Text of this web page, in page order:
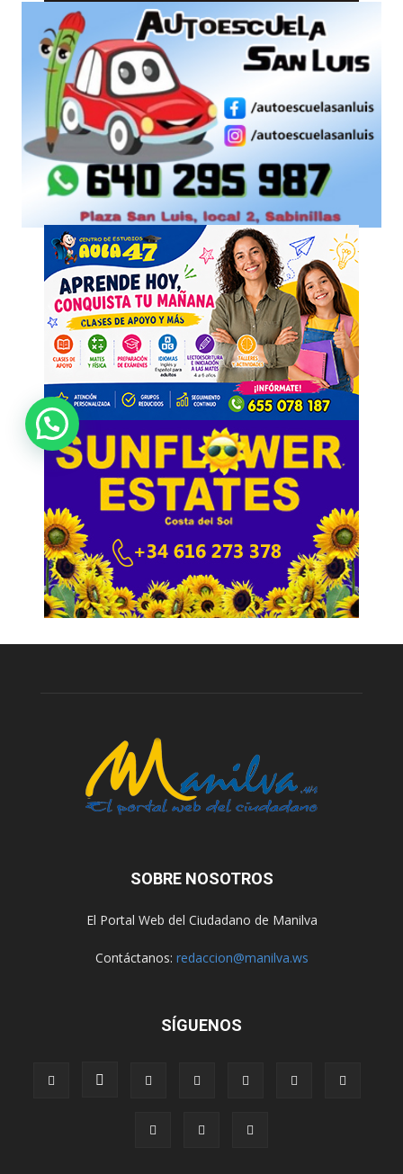
SOBRE NOSOTROS
El Portal Web del Ciudadano de Manilva
Contáctanos: redaccion@manilva.ws
SÍGUENOS